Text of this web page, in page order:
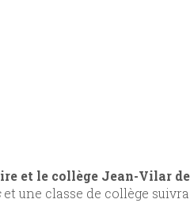
et le collège Jean-Vilar
et une classe de collège